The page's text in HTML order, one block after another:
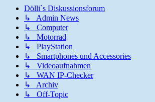
Dölli`s Diskussionsforum
↳ Admin News
↳ Computer
↳ Motorrad
↳ PlayStation
↳ Smartphones und Accessories
↳ Videoaufnahmen
↳ WAN IP-Checker
↳ Archiv
↳ Off-Topic